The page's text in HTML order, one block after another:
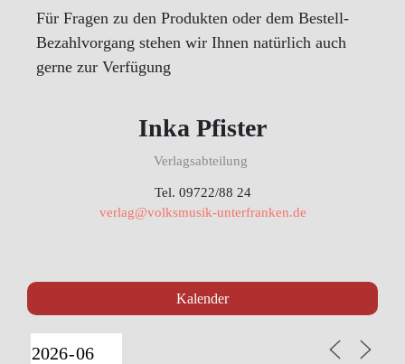
Für Fragen zu den Produkten oder dem Bestell-
Bezahlvorgang stehen wir Ihnen natürlich auch
gerne zur Verfügung
Inka Pfister
Verlagsabteilung
Tel. 09722/88 24
verlag@volksmusik-unterfranken.de
Kalender